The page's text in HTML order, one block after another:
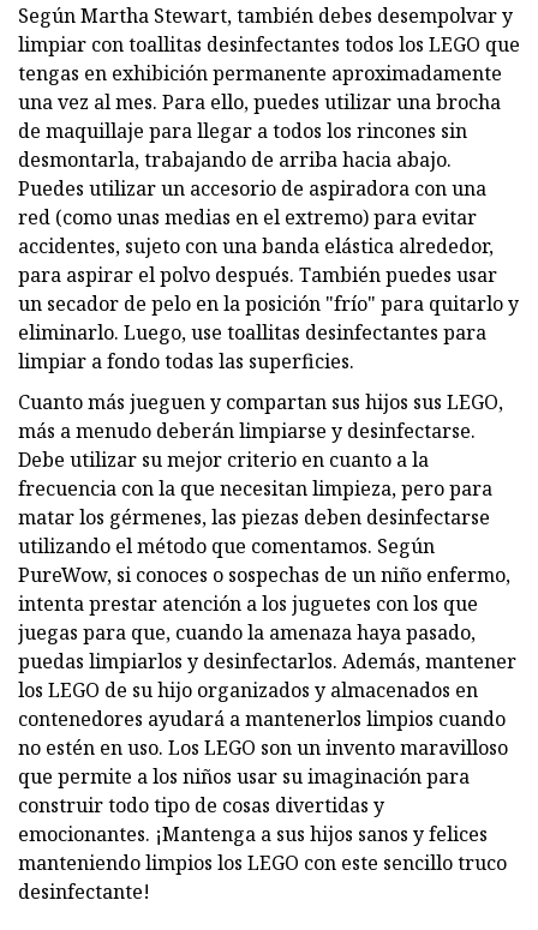
Según Martha Stewart, también debes desempolvar y
limpiar con toallitas desinfectantes todos los LEGO que
tengas en exhibición permanente aproximadamente
una vez al mes. Para ello, puedes utilizar una brocha
de maquillaje para llegar a todos los rincones sin
desmontarla, trabajando de arriba hacia abajo.
Puedes utilizar un accesorio de aspiradora con una
red (como unas medias en el extremo) para evitar
accidentes, sujeto con una banda elástica alrededor,
para aspirar el polvo después. También puedes usar
un secador de pelo en la posición "frío" para quitarlo y
eliminarlo. Luego, use toallitas desinfectantes para
limpiar a fondo todas las superficies.
Cuanto más jueguen y compartan sus hijos sus LEGO,
más a menudo deberán limpiarse y desinfectarse.
Debe utilizar su mejor criterio en cuanto a la
frecuencia con la que necesitan limpieza, pero para
matar los gérmenes, las piezas deben desinfectarse
utilizando el método que comentamos. Según
PureWow, si conoces o sospechas de un niño enfermo,
intenta prestar atención a los juguetes con los que
juegas para que, cuando la amenaza haya pasado,
puedas limpiarlos y desinfectarlos. Además, mantener
los LEGO de su hijo organizados y almacenados en
contenedores ayudará a mantenerlos limpios cuando
no estén en uso. Los LEGO son un invento maravilloso
que permite a los niños usar su imaginación para
construir todo tipo de cosas divertidas y
emocionantes. ¡Mantenga a sus hijos sanos y felices
manteniendo limpios los LEGO con este sencillo truco
desinfectante!